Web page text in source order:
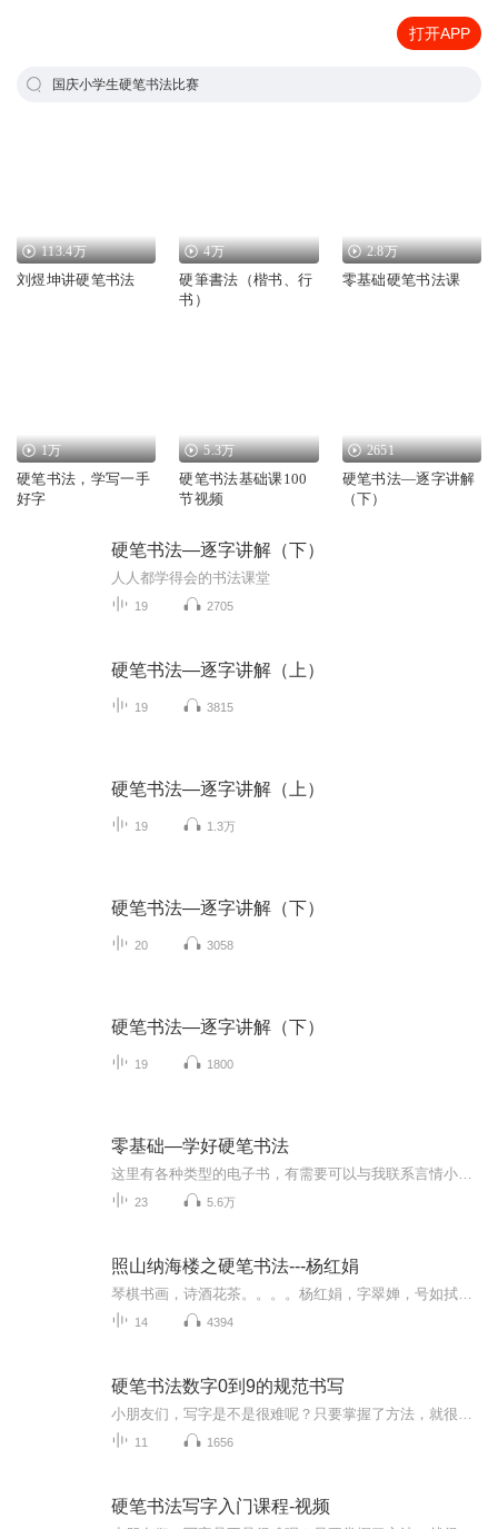
打开APP
国庆小学生硬笔书法比赛
113.4万
刘煜坤讲硬笔书法
4万
硬筆書法（楷书、行
书）
2.8万
零基础硬笔书法课
1万
硬笔书法，学写一手
好字
5.3万
硬笔书法基础课100
节视频
2651
硬笔书法—逐字讲解
（下）
硬笔书法—逐字讲解（下）
人人都学得会的书法课堂
19 2705
硬笔书法—逐字讲解（上）
19 3815
硬笔书法—逐字讲解（上）
19 1.3万
硬笔书法—逐字讲解（下）
20 3058
硬笔书法—逐字讲解（下）
19 1800
零基础—学好硬笔书法
23 5.6万
照山纳海楼之硬笔书法---杨红娟
14 4394
硬笔书法数字0到9的规范书写
11 1656
硬笔书法写字入门课程-视频